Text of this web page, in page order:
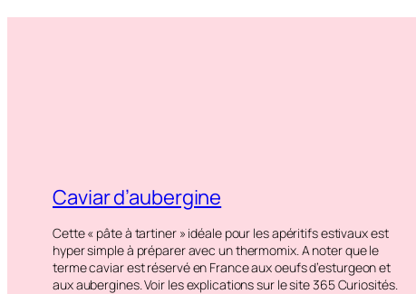
Caviar d’aubergine
Cette « pâte à tartiner » idéale pour les apéritifs estivaux est
hyper simple à préparer avec un thermomix. A noter que le
terme caviar est réservé en France aux oeufs d’esturgeon et
aux aubergines. Voir les explications sur le site 365 Curiosités.